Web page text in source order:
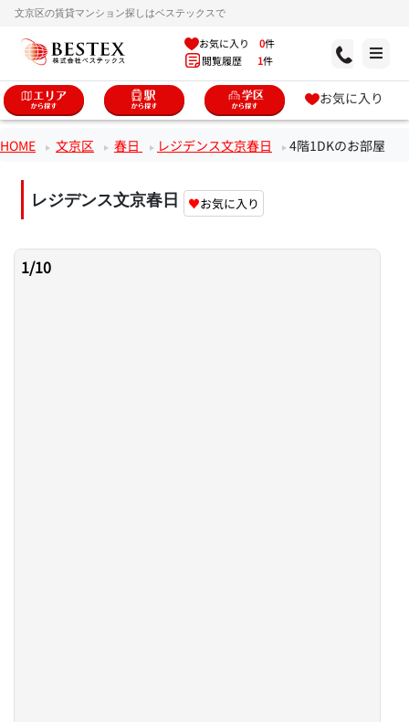
文京区の賃貸マンション探しはベステックスで
お気に入り 0件
閲覧履歴 1件
お気に入り
HOME 文京区 春日 レジデンス文京春日 4階1DKのお部屋
レジデンス文京春日 ♥お気に入り
1/10